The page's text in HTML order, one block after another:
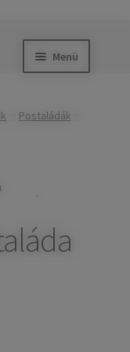
Menü
Postaládák